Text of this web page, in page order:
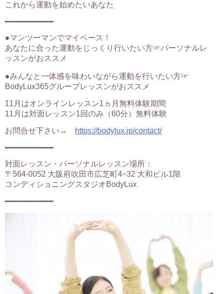
これから運動を始めたいあなた
━━━━━━━━━━
●マンツーマンでマイペース！
あなたに合った運動をじっくり行いたい方☞パーソナルレ
ッスンがおススメ
●みんなと一体感を味わいながら運動を行いたい方☞
BodyLux365グループレッスンがおススメ
11月はオンラインレッスン1ヵ月無料体験期間
11月は対面レッスン1回のみ（60分）無料体験
お問合せ下さい→ https://bodylux.jp/contact/
━━━━━━━━━━
対面レッスン・パーソナルレッスン場所：
〒564-0052 大阪府吹田市広芝町4−32 大和ビル1階
コンディショニングスタジオBodyLux
━━━━━━━━━━